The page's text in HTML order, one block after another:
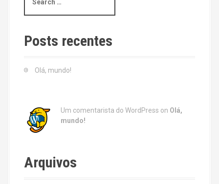
a
c
h
Posts recentes
Olá, mundo!
Um comentarista do WordPress on Olá,
mundo!
Arquivos